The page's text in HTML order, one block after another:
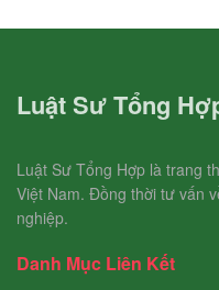
Luật Sư Tổng
Luật Sư Tổng Hợp là trang
Việt Nam. Đồng thời tư vấn
nghiệp.
Danh Mục Liên Kết